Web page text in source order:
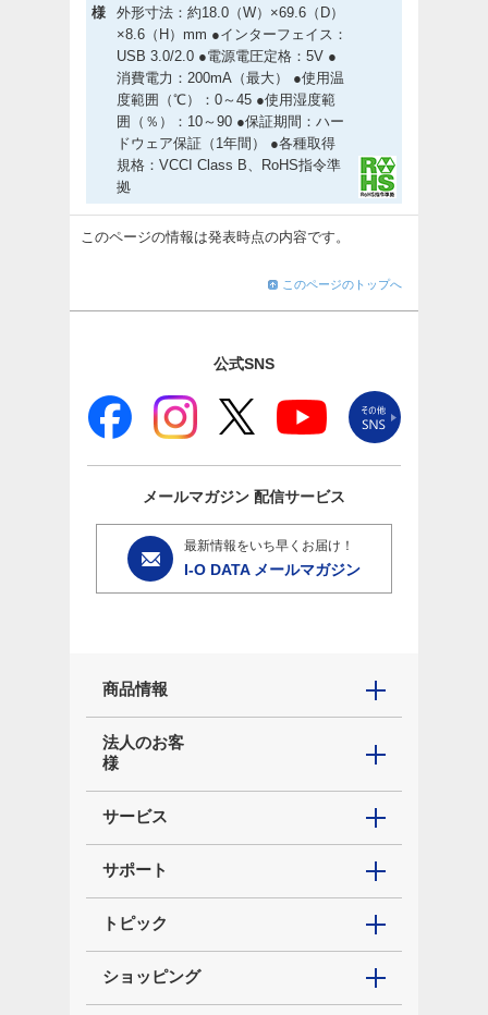
様
外形寸法：約18.0（W）×69.6（D）
×8.6（H）mm ●インターフェイス：
USB 3.0/2.0 ●電源電圧定格：5V ●
消費電力：200mA（最大） ●使用温
度範囲（℃）：0～45 ●使用湿度範
囲（％）：10～90 ●保証期間：ハー
ドウェア保証（1年間） ●各種取得
規格：VCCI Class B、RoHS指令準
拠
このページの情報は発表時点の内容です。
このページのトップへ
公式SNS
メールマガジン 配信サービス
最新情報をいち早くお届け！
I-O DATA メールマガジン
商品情報
法人のお客
様
サービス
サポート
トピック
ショッピング